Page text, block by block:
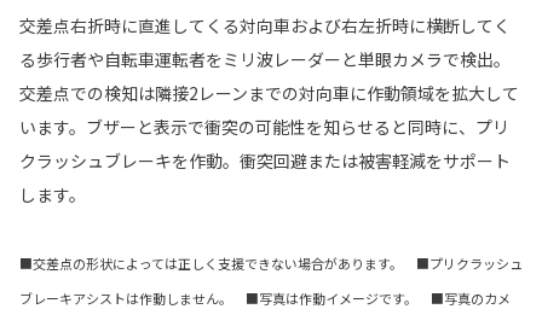
交差点右折時に直進してくる対向車および右左折時に横断してく
る歩行者や自転車運転者をミリ波レーダーと単眼カメラで検出。
交差点での検知は隣接2レーンまでの対向車に作動領域を拡大して
います。ブザーと表示で衝突の可能性を知らせると同時に、プリ
クラッシュブレーキを作動。衝突回避または被害軽減をサポート
します。
■交差点の形状によっては正しく支援できない場合があります。 ■プリクラッシュ
ブレーキアシストは作動しません。 ■写真は作動イメージです。 ■写真のカメ